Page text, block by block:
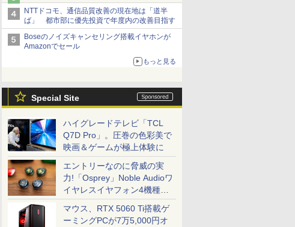
NTTドコモ、通信品質改善の現在地は「道半
ば」 都市部に優先投資で年度内の改善目指す
Boseのノイズキャンセリング搭載イヤホンが
Amazonでセール
もっと見る
Special Site
ハイグレードテレビ「TCL
Q7D Pro」。圧巻の色彩美で
映画＆ゲームが極上体験に
エントリーなのに脅威の実
力!「Osprey」Noble Audioワ
イヤレスイヤフォン4機種を
一気に聴く
マウス、RTX 5060 Ti搭載ゲ
ーミングPCが7万5,000円オ